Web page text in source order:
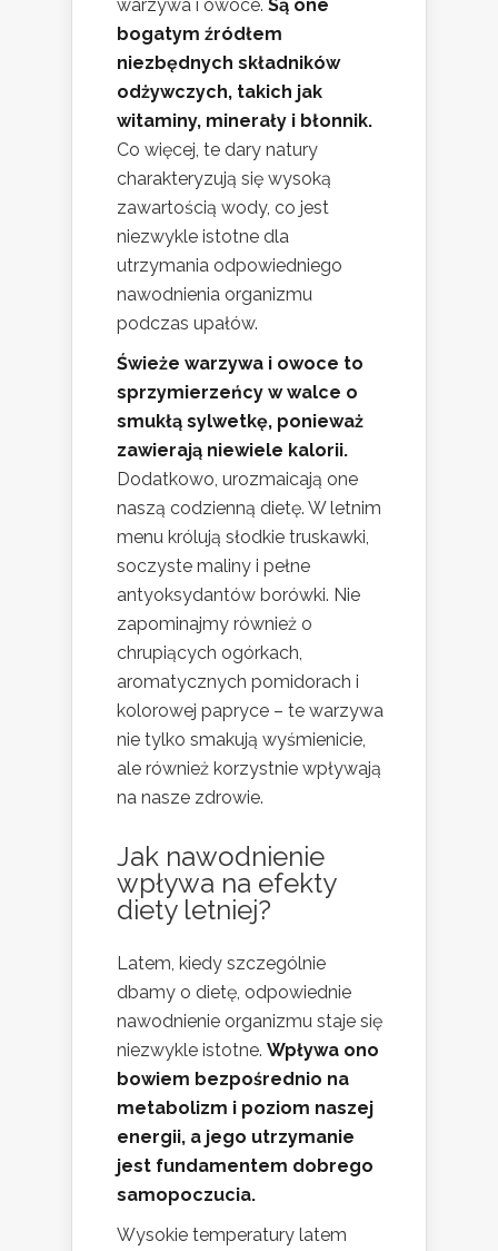
warzywa i owoce. Są one
bogatym źródłem
niezbędnych składników
odżywczych, takich jak
witaminy, minerały i błonnik.
Co więcej, te dary natury
charakteryzują się wysoką
zawartością wody, co jest
niezwykle istotne dla
utrzymania odpowiedniego
nawodnienia organizmu
podczas upałów.
Świeże warzywa i owoce to
sprzymierzeńcy w walce o
smukłą sylwetkę, ponieważ
zawierają niewiele kalorii.
Dodatkowo, urozmaicają one
naszą codzienną dietę. W letnim
menu królują słodkie truskawki,
soczyste maliny i pełne
antyoksydantów borówki. Nie
zapominajmy również o
chrupiących ogórkach,
aromatycznych pomidorach i
kolorowej papryce – te warzywa
nie tylko smakują wyśmienicie,
ale również korzystnie wpływają
na nasze zdrowie.
Jak nawodnienie
wpływa na efekty
diety letniej?
Latem, kiedy szczególnie
dbamy o dietę, odpowiednie
nawodnienie organizmu staje się
niezwykle istotne. Wpływa ono
bowiem bezpośrednio na
metabolizm i poziom naszej
energii, a jego utrzymanie
jest fundamentem dobrego
samopoczucia.
Wysokie temperatury latem